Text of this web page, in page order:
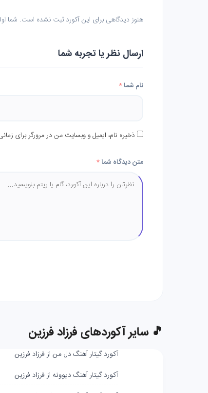
هنوز دیدگاهی برای این آکورد ثبت نشده است. شما
ارسال نظر یا تجربه شما
نام شما*
ذخیره نام، ایمیل و وبسایت من در مرورگر برای
متن دیدگاه شما*
🎵 سایر آکوردهای فرزاد فرزین
آکورد گیتار آهنگ دل من از فرزاد فرزین
آکورد گیتار آهنگ دیوونه از فرزاد فرزین